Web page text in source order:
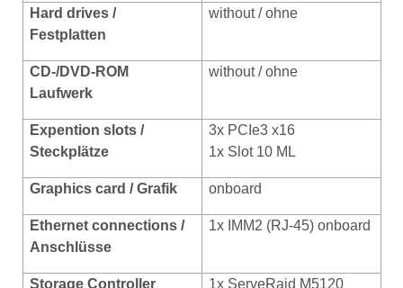
Hard drives /
Festplatten
without / ohne
CD-/DVD-ROM
Laufwerk
without / ohne
Expention slots /
Steckplätze
3x PCIe3 x16
1x Slot 10 ML
Graphics card /Grafik onboard
Ethernet connections /
Anschlüsse
1x IMM2 (RJ-45) onboard
Storage Controller 1x ServeRaid M5120